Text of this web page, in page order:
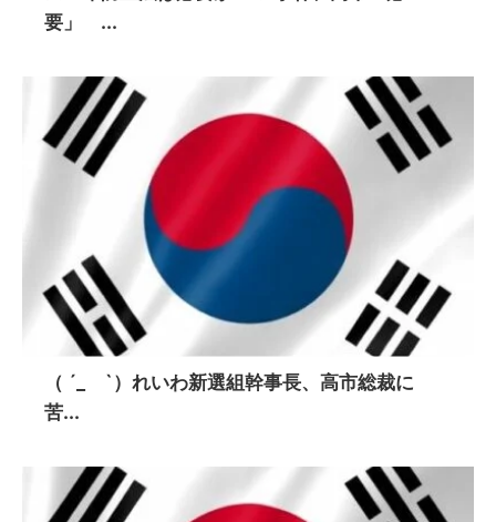
要」 ...
（ ´_ゝ`）れいわ新選組幹事長、高市総裁に
苦...